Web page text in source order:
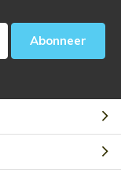
Abonneer